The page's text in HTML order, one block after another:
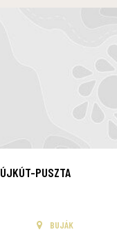
ÚJKÚT-PUSZTA
BUJÁK